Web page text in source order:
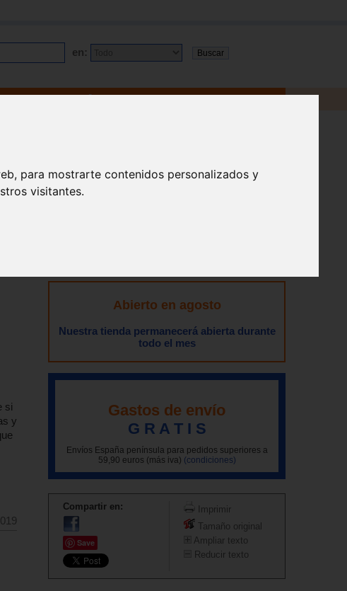
para mostrarte contenidos personalizados y
visitantes.
en:
si
y
Abierto en agosto
Nuestra tienda permanecerá abierta durante
todo el mes
Gastos de envío
G R A T I S
Envíos España península para pedidos superiores a
59,90 euros (más iva) (condiciones)
Compartir en:
Save
Imprimir
Tamaño original
Ampliar texto
Reducir texto